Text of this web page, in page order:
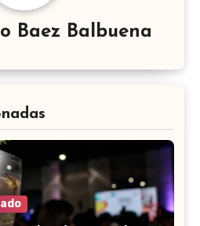
Baez Balbuena